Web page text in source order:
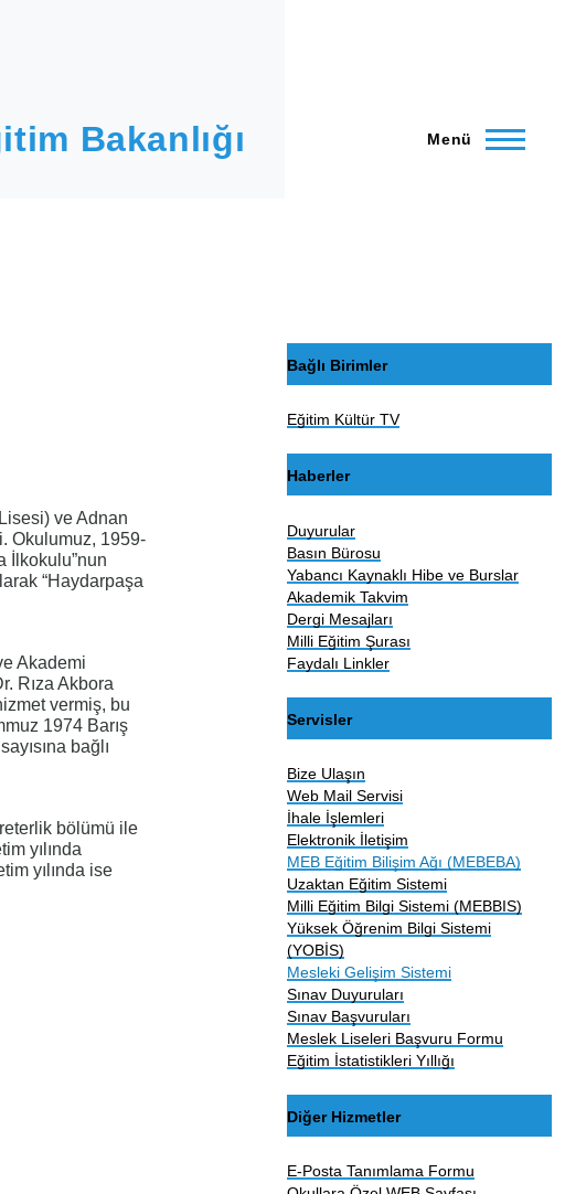
Bakanlığı Menü
ve Adnan
Okulumuz, 1959-
İlkokulu”nun
“Haydarpaşa
Akademi
Rıza Akbora
vermiş, bu
1974 Barış
bağlı
bölümü ile
yılında
yılında ise
Bağlı Birimler
Eğitim Kültür TV
Haberler
Duyurular
Basın Bürosu
Yabancı Kaynaklı Hibe ve Burslar
Akademik Takvim
Dergi Mesajları
Milli Eğitim Şurası
Faydalı Linkler
Servisler
Bize Ulaşın
Web Mail Servisi
İhale İşlemleri
Elektronik İletişim
MEB Eğitim Bilişim Ağı (MEBEBA)
Uzaktan Eğitim Sistemi
Milli Eğitim Bilgi Sistemi (MEBBIS)
Yüksek Öğrenim Bilgi Sistemi
(YOBİS)
Mesleki Gelişim Sistemi
Sınav Duyuruları
Sınav Başvuruları
Meslek Liseleri Başvuru Formu
Eğitim İstatistikleri Yıllığı
Diğer Hizmetler
E-Posta Tanımlama Formu